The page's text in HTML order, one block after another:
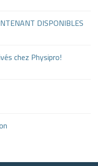
DISPONIBLES
chez Physipro!